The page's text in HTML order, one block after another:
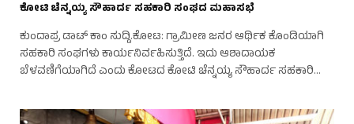
ಕೋಟಿ ಚೆನ್ನಯ್ಯ ಸೌಹಾರ್ದ ಸಹಕಾರಿ ಸಂಘದ ಮಹಾಸಭೆ
ಕುಂದಾಪ್ರ ಡಾಟ್‌ ಕಾಂ ಸುದ್ದಿ.ಕೋಟ: ಗ್ರಾಮೀಣ ಜನರ ಆರ್ಥಿಕ ಕೊಂಡಿಯಾಗಿ
ಸಹಕಾರಿ ಸಂಘಗಳು ಕಾರ್ಯನಿರ್ವಹಿಸುತ್ತಿದೆ. ಇದು ಆಶಾದಾಯಕ
ಬೆಳವಣಿಗೆಯಾಗಿದೆ ಎಂದು ಕೋಟದ ಕೋಟಿ ಚೆನ್ನಯ್ಯ ಸೌಹಾರ್ದ ಸಹಕಾರಿ…